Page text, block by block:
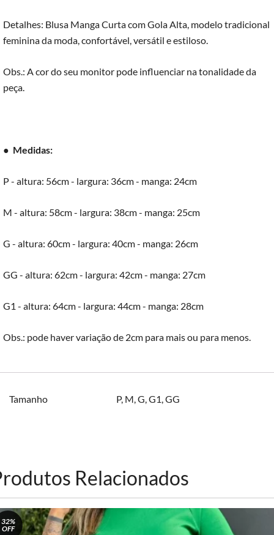
Detalhes: Blusa Manga Curta com Gola Alta, modelo tradicional
feminina da moda, confortável, versátil e estiloso.
Obs.: A cor do seu monitor pode influenciar na tonalidade da
peça.
● Medidas:
P - altura: 56cm - largura: 36cm - manga: 24cm
M - altura: 58cm - largura: 38cm - manga: 25cm
G - altura: 60cm - largura: 40cm - manga: 26cm
GG - altura: 62cm - largura: 42cm - manga: 27cm
G1 - altura: 64cm - largura: 44cm - manga: 28cm
Obs.: pode haver variação de 2cm para mais ou para menos.
Tamanho P, M G G1 GG
Relacionados
32%
OFF